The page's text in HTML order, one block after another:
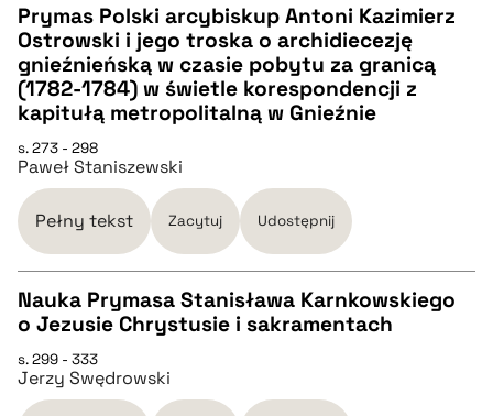
pobierz cytat
CZYSTY TEKST
pobierz cytat
BIBTEX
pobierz cytat
Prymas Polski arcybiskup Antoni Kazimierz
Ostrowski i jego troska o archidiecezję
gnieźnieńską w czasie pobytu za granicą
(1782-1784) w świetle korespondencji z
kapitułą metropolitalną w Gnieźnie
s. 273 - 298
Paweł Staniszewski
Pełny tekst Zacytuj Udostępnij
pobierz cytat
Nauka Prymasa Stanisława Karnkowskiego
o Jezusie Chrystusie i sakramentach
s. 299 - 333
Jerzy Swędrowski